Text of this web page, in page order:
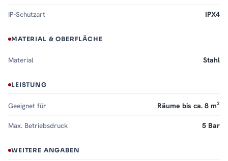
IP-Schutzart IPX4
MATERIAL & OBERFLÄCHE
Material Stahl
LEISTUNG
Geeignet für Räume bis ca. 8 m²
Max. Betriebsdruck 5 Bar
WEITERE ANGABEN